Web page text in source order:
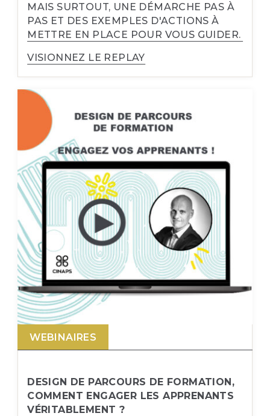
MAIS SURTOUT, UNE DÉMARCHE PAS À
PAS ET DES EXEMPLES D'ACTIONS À
METTRE EN PLACE POUR VOUS GUIDER.
VISIONNEZ LE REPLAY
WEBINAIRES
DESIGN DE PARCOURS DE FORMATION,
COMMENT ENGAGER LES APPRENANTS
VÉRITABLEMENT ?